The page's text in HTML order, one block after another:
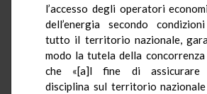
l’accesso degli operatori
dell’energia secondo
tutto il territorio nazionale,
modo la tutela della
che «[a]l fine di assicurare
disciplina sul territorio